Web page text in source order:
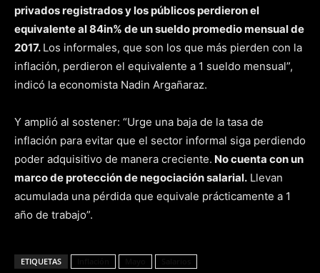
privados registrados y los públicos perdieron el
equivalente al 84in% de un sueldo promedio mensual de
2017. Los informales, que son los que más pierden con la
inflación, perdieron el equivalente a 1 sueldo mensual”,
indicó la economista Nadin Argañaraz.
Y amplió al sostener: “Urge una baja de la tasa de
inflación para evitar que el sector informal siga perdiendo
poder adquisitivo de manera creciente. No cuenta con un
marco de protección de negociación salarial. Llevan
acumulada una pérdida que equivale prácticamente a 1
año de trabajo”.
ETIQUETAS